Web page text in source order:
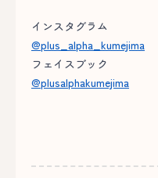
インスタグラム
@plus_alpha_kumejima
フェイスブック
@plusalphakumejima